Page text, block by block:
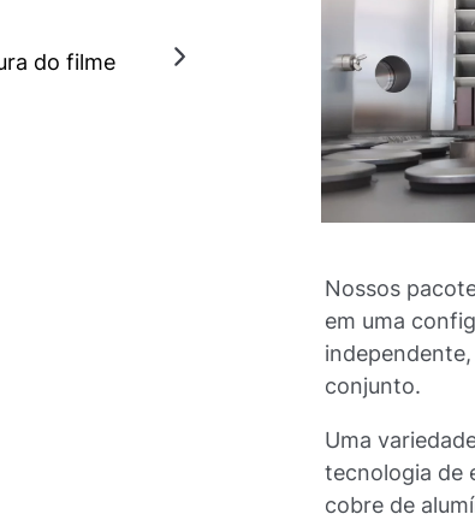
do filme
Nossos
em uma
conjunto.
Uma
tecnologia de
cobre de